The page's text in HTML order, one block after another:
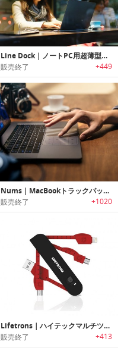
Line Dock｜ノートPC用超薄型ユニバーサルポート登載スマートポータブルバッテリー「ラインドック」
販売終了 +449
Nums｜MacBookトラックパッドをナンバーキーボードに変身させる厚さ1mmの超薄型ガラスフィルム「ナム」
販売終了 +1020
Lifetrons｜ハイテックマルチツールアダプター
販売終了 +413